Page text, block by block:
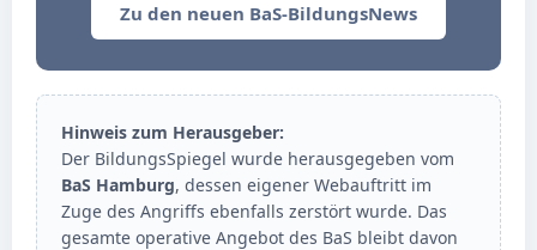
Zu den neuen BaS-BildungsNews
Hinweis zum Herausgeber:
Der BildungsSpiegel wurde herausgegeben vom
BaS Hamburg, dessen eigener Webauftritt im
Zuge des Angriffs ebenfalls zerstört wurde. Das
gesamte operative Angebot des BaS bleibt davon